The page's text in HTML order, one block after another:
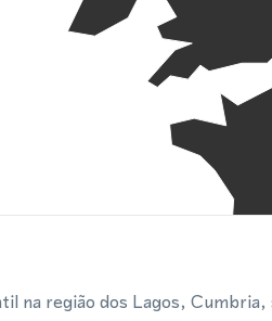
na região dos Lagos,